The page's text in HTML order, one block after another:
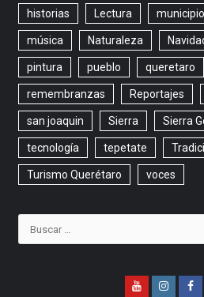
historias Lectura municipio
música Naturaleza
pintura pueblo queretaro
remembranzas Reportajes
san joaquin Sierra Sierra
tecnología tepetate
Turismo Querétaro voces